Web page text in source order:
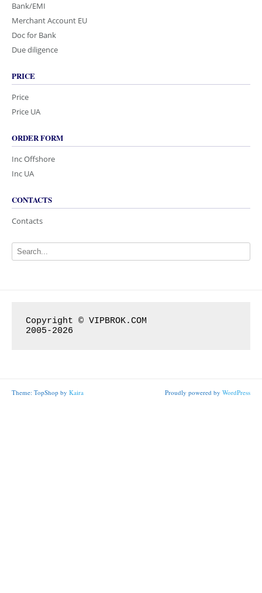
Bank/EMI
Merchant Account EU
Doc for Bank
Due diligence
PRICE
Price
Price UA
ORDER FORM
Inc Offshore
Inc UA
CONTACTS
Contacts
Copyright © VIPBROK.COM
2005-2026
Theme: TopShop by Kaira Proudly powered by WordPress